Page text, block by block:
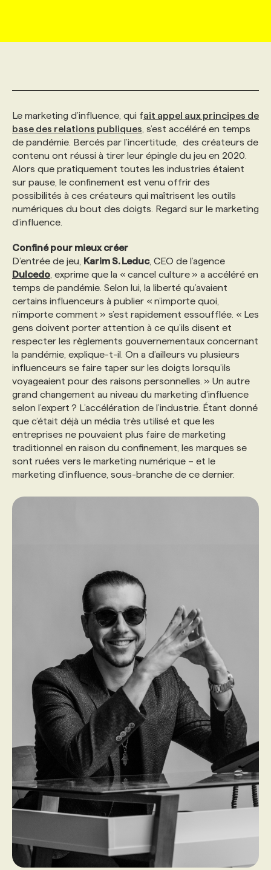
PRIX ET DISTINCTIONS
TENDANCES
GEO/SEO
ÉVÉNEMENTIEL
NOS AUTEUR‧RICES
FAQ
ANNONCEZ AVEC NOUS
FORMATIONS PERSONNALISÉES
NOS FORMATEUR‧RICES
POURQUOI CHOISIR NOS FORMATIONS
NOS TARIFS
PROGRAMMES DE SUBVENTIONS
FAQ
ANNONCEZ AVEC NOUS
NOS TARIFS
NOS EXPERTISES
FAQ
ANNONCEZ AVEC NOUS
Le marketing d’influence, qui fait appel aux principes de
base des relations publiques , s’est accéléré en temps
de pandémie. Bercés par l’incertitude, des créateurs de
contenu ont réussi à tirer leur épingle du jeu en 2020.
Alors que pratiquement toutes les industries étaient
sur pause, le confinement est venu offrir des
possibilités à ces créateurs qui maîtrisent les outils
numériques du bout des doigts. Regard sur le marketing
d’influence.
Confiné pour mieux créer
D’entrée de jeu, Karim S. Leduc, CEO de l’agence
Dulcedo , exprime que la « cancel culture » a accéléré en
temps de pandémie. Selon lui, la liberté qu’avaient
certains influenceurs à publier « n’importe quoi,
n’importe comment » s’est rapidement essoufflée. « Les
gens doivent porter attention à ce qu’ils disent et
respecter les règlements gouvernementaux concernant
la pandémie, explique-t-il. On a d’ailleurs vu plusieurs
influenceurs se faire taper sur les doigts lorsqu’ils
voyageaient pour des raisons personnelles. » Un autre
grand changement au niveau du marketing d’influence
selon l’expert ? L’accélération de l’industrie. Étant donné
que c’était déjà un média très utilisé et que les
entreprises ne pouvaient plus faire de marketing
traditionnel en raison du confinement, les marques se
sont ruées vers le marketing numérique – et le
marketing d’influence, sous-branche de ce dernier.